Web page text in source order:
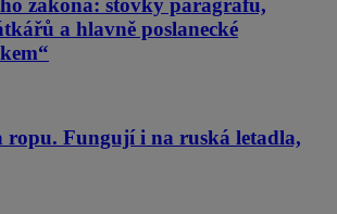
zákona: stovky paragrafů,
a hlavně poslanecké
ropu. Fungují i na ruská letadla,